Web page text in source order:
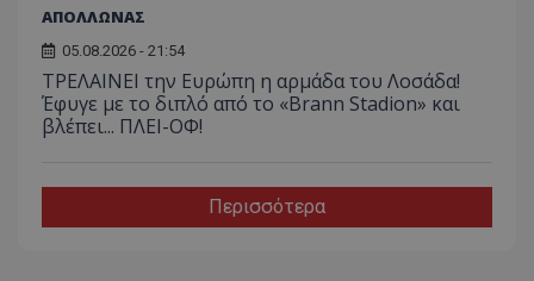
ΑΠΟΛΛΩΝΑΣ
05.08.2026 - 21:54
ΤΡΕΛΑΙΝΕΙ την Ευρώπη η αρμάδα του Λοσάδα!
Έφυγε με το διπλό από το «Brann Stadion» και
βλέπει... ΠΛΕΙ-ΟΦ!
Περισσότερα